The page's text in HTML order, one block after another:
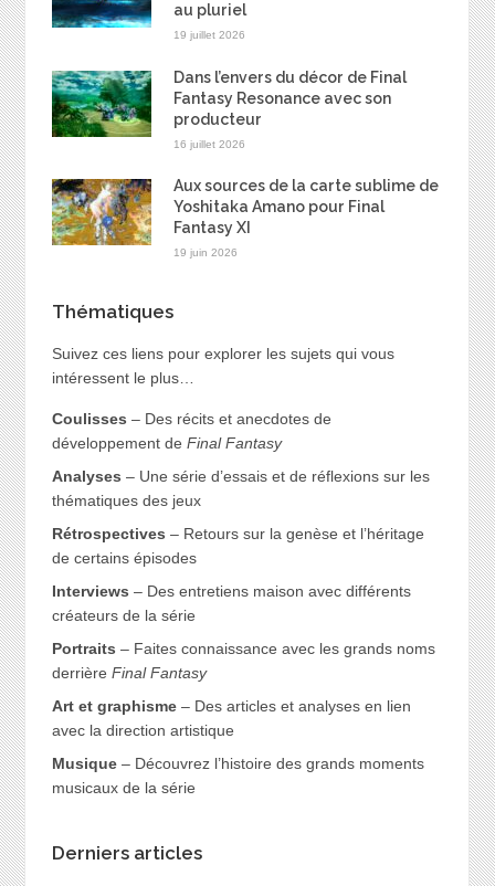
au pluriel
19 juillet 2026
Dans l’envers du décor de Final
Fantasy Resonance avec son
producteur
16 juillet 2026
Aux sources de la carte sublime de
Yoshitaka Amano pour Final
Fantasy XI
19 juin 2026
Thématiques
Suivez ces liens pour explorer les sujets qui vous
intéressent le plus…
Coulisses – Des récits et anecdotes de
développement de Final Fantasy
Analyses – Une série d’essais et de réflexions sur les
thématiques des jeux
Rétrospectives – Retours sur la genèse et l’héritage
de certains épisodes
Interviews – Des entretiens maison avec différents
créateurs de la série
Portraits – Faites connaissance avec les grands noms
derrière Final Fantasy
Art et graphisme– Des articles et analyses en lien
avec la direction artistique
Musique– Découvrez l’histoire des grands moments
musicaux de la série
Derniers articles